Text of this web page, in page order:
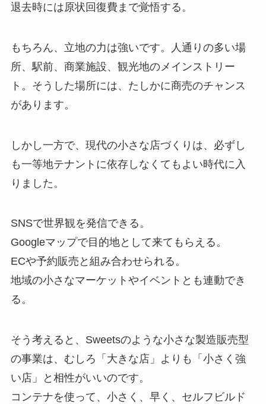
退去時には原状回復費まで覚悟する。
もちろん、立地の力は強いです。人通りの多い場
所、駅前、商業施設、観光地のメインストリー
ト。そうした場所には、たしかに商売のチャンス
があります。
しかし一方で、現代の小さな店づくりは、必ずし
も一等地テナントに依存しなくてもよい時代に入
りました。
SNSで世界観を発信できる。
Googleマップで目的地として来てもらえる。
ECや予約販売と組み合わせられる。
地域の小さなマーケットやイベントとも連動でき
る。
そう考えると、Sweetsのような小さな製造販売型
の事業は、むしろ「大きな店」よりも「小さく強
い店」と相性がいいのです。
コンテナを使って、小さく、早く、セルフビルド